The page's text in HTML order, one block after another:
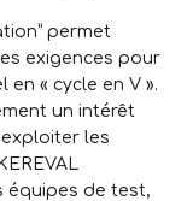
permet
exigences pour
« cycle en V ».
un intérêt
les
équipes de test,